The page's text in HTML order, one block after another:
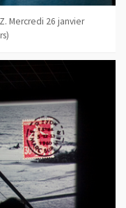
Mercredi 26 janvier